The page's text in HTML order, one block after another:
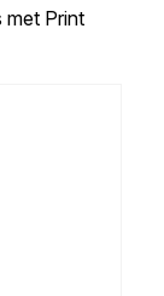
Print